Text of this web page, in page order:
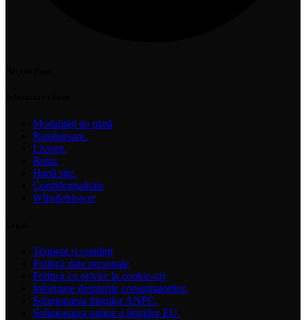
Modalități de plată
Rambursare.
Livrare.
Retur.
Hartă site.
Confidențialitate
Whistleblower
Termeni și condiții
Politică date personale
Politica cu privire la cookie-uri
Informare drepturile consumatorilor.
Soluționarea litigiilor ANPC.
Solutionarea online a litigiilor EU.